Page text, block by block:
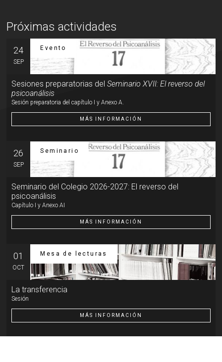
Próximas actividades
24
SEP
Evento
Sesiones preparatorias delSeminario XVII: El reverso del
psicoanálisis
Sesión preparatoria del capítulo I y Anexo A.
MÁS INFORMACIÓN
26
SEP
Seminario
Seminario del Colegio 2026-2027: El reverso del
psicoanálisis
Capítulo I y Anexo AI
MÁS INFORMACIÓN
01
OCT
Mesa de lecturas
La transferencia
Sesión
MÁS INFORMACIÓN